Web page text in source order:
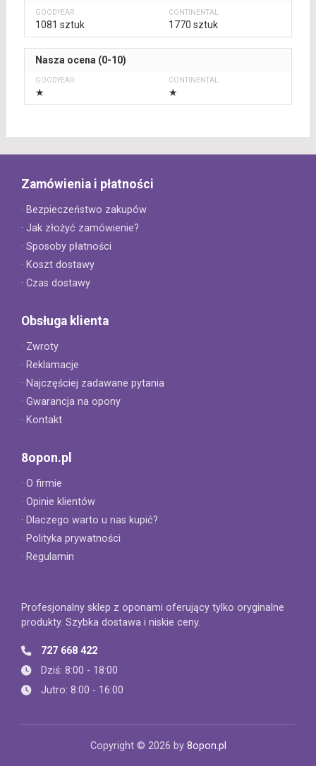
1081 sztuk 1770 sztuk
Nasza ocena (0-10)
★ ★
Zamówienia i płatności
· Bezpieczeństwo zakupów
· Jak złożyć zamówienie?
· Sposoby płatności
· Koszt dostawy
· Czas dostawy
Obsługa klienta
· Zwroty
· Reklamacje
· Najczęściej zadawane pytania
· Gwarancja na opony
· Kontakt
8opon.pl
· O firmie
· Opinie klientów
· Dlaczego warto u nas kupić?
· Polityka prywatności
· Regulamin
Profesjonalny sklep z oponami oferujący tylko oryginalne
produkty. Szybka dostawa i niskie ceny.
727 668 422
Dziś: 8:00 - 18:00
Jutro: 8:00 - 16:00
Copyright © 2026 by 8opon.pl